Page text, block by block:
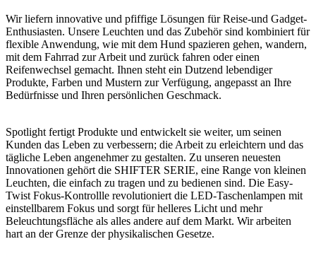
Wir liefern innovative und pfiffige Lösungen für Reise-und Gadget-
Enthusiasten. Unsere Leuchten und das Zubehör sind kombiniert für
flexible Anwendung, wie mit dem Hund spazieren gehen, wandern,
mit dem Fahrrad zur Arbeit und zurück fahren oder einen
Reifenwechsel gemacht. Ihnen steht ein Dutzend lebendiger
Produkte, Farben und Mustern zur Verfügung, angepasst an Ihre
Bedürfnisse und Ihren persönlichen Geschmack.
Spotlight fertigt Produkte und entwickelt sie weiter, um seinen
Kunden das Leben zu verbessern; die Arbeit zu erleichtern und das
tägliche Leben angenehmer zu gestalten. Zu unseren neuesten
Innovationen gehört die SHIFTER SERIE, eine Range von kleinen
Leuchten, die einfach zu tragen und zu bedienen sind. Die Easy-
Twist Fokus-Kontrollle revolutioniert die LED-Taschenlampen mit
einstellbarem Fokus und sorgt für helleres Licht und mehr
Beleuchtungsfläche als alles andere auf dem Markt. Wir arbeiten
hart an der Grenze der physikalischen Gesetze.